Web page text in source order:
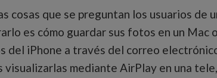
cosas que se preguntan los usuarios de
es cómo guardar sus fotos en un Mac
del iPhone a través del correo
visualizarlas mediante AirPlay en una